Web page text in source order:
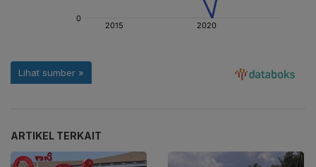
ARTIKEL TERKAIT